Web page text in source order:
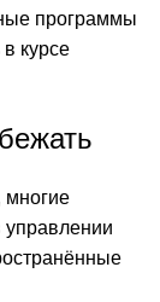
программы
курсе
многие
управлении